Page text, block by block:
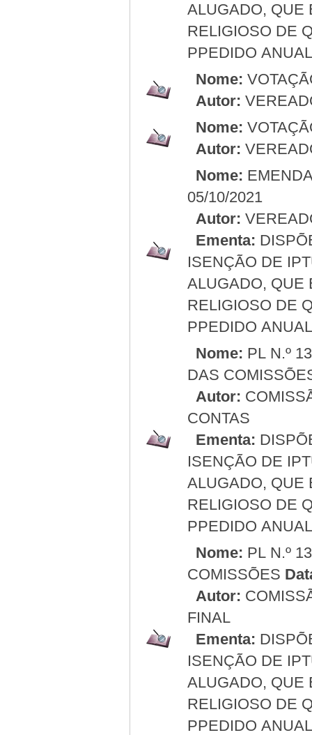
ALUGADO, QUE
RELIGIOSO DE
PPEDIDO
Nome:
Autor:
Nome:
Autor:
Nome:
05/10/2021
Autor:
Ementa:
ISENÇÃO DE
ALUGADO, QUE
RELIGIOSO DE
PPEDIDO
Nome: PL N.º
DAS
Autor:
CONTAS
Ementa:
ISENÇÃO DE
ALUGADO, QUE
RELIGIOSO DE
PPEDIDO
Nome: PL N.º
COMISSÕES
Autor:
FINAL
Ementa:
ISENÇÃO DE
ALUGADO, QUE
RELIGIOSO DE
PPEDIDO